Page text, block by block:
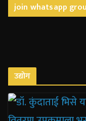
join whatsapp
उद्योग